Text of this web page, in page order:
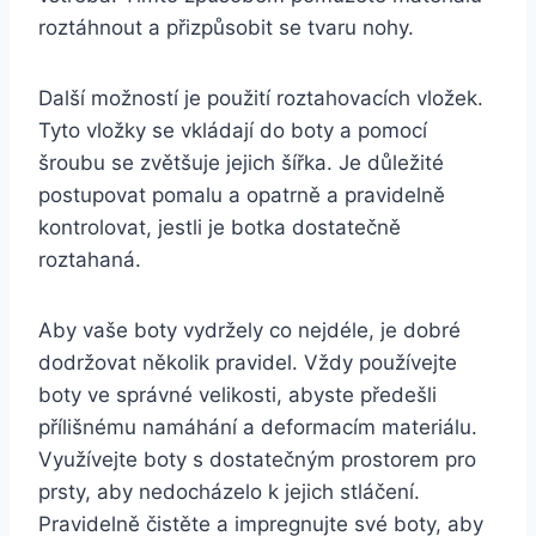
roztáhnout a přizpůsobit se⁢ tvaru ​nohy.
Další ⁤možností je použití roztahovacích vložek.
Tyto ⁢vložky se vkládají do boty a pomocí⁢
šroubu ⁢se zvětšuje jejich⁤ šířka. Je důležité​
postupovat pomalu a opatrně a pravidelně
kontrolovat, jestli je botka dostatečně
roztahaná.
Aby vaše boty vydržely co nejdéle, je dobré
dodržovat několik ​pravidel. Vždy používejte​
boty ⁢ve ‌správné⁢ velikosti, abyste předešli
přílišnému namáhání a​ deformacím materiálu.
Využívejte ‌boty s dostatečným ​prostorem pro
prsty, aby nedocházelo k jejich stláčení.
Pravidelně čistěte a⁤ impregnujte ⁣své ‍boty, aby